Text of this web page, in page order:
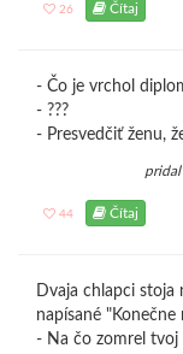
26 Čítaj
- Čo je vrchol
- ???
- Presvedčiť ženu,
pridal
44 Čítaj
Dvaja chlapci
napísané
- Na čo zomrel tvoj